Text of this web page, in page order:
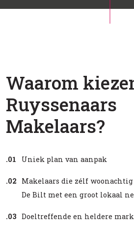
Waarom
Ruyssenaars
Makelaars?
.01 Uniek plan van aanpak
.02
Makelaars die zélf
De Bilt met een groot lokaal
.03 Doeltreffende en heldere